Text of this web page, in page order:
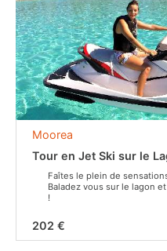
Moorea
Tour en Jet Ski sur le
Faîtes le plein de
Baladez vous sur le lagon
!
202 €